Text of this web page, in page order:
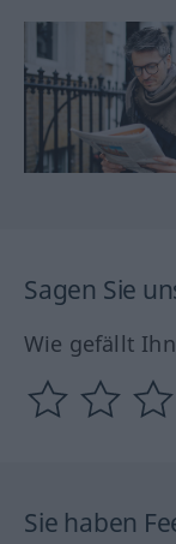
Sagen Sie
Wie gefällt
Sie haben